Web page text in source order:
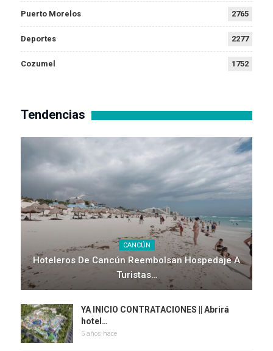
Puerto Morelos 2765
Deportes 2277
Cozumel 1752
Tendencias
CANCÚN
Hoteleros De Cancún Reembolsan Hospedaje A
Turistas…
YA INICIO CONTRATACIONES || Abrirá
hotel…
5 años hace